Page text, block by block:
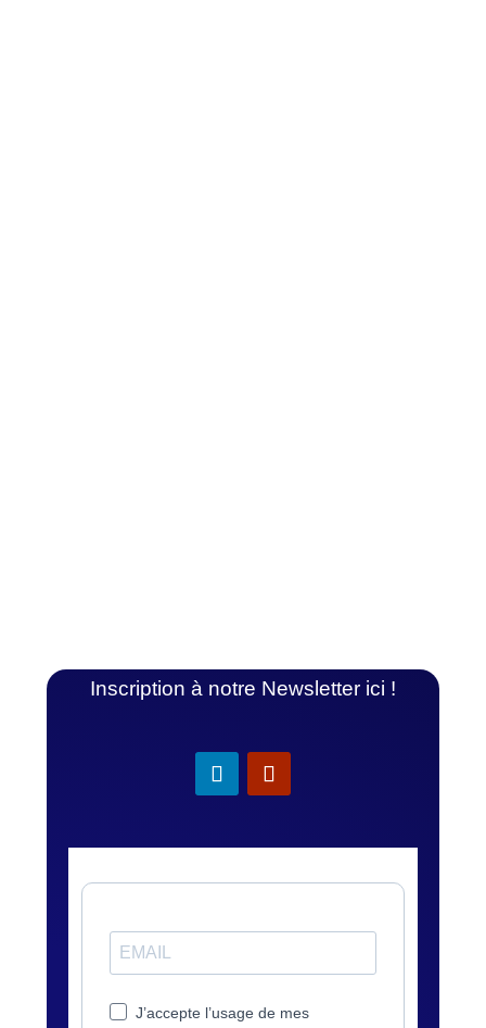
Inscription à notre Newsletter ici !
J’accepte l’usage de mes